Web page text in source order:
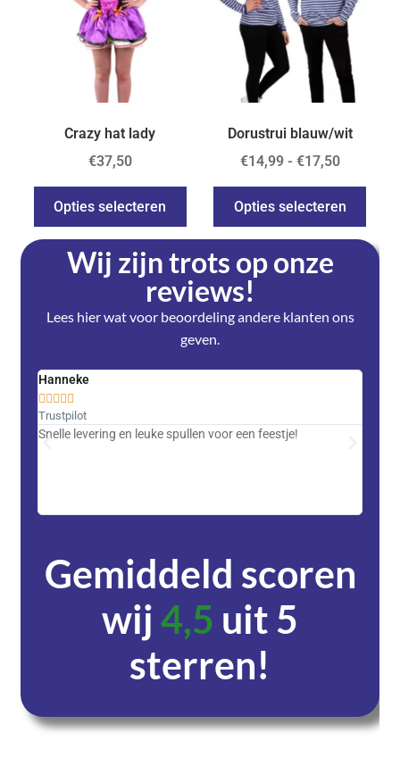
Crazy hat lady
€37,50
Opties selecteren
Dorustrui blauw/wit
€14,99 - €17,50
Opties selecteren
Wij zijn trots op onze
reviews!
Lees hier wat voor beoordeling andere klanten ons
geven.
Hanneke
    
Trustpilot
Snelle levering en leuke spullen voor een feestje!
Gemiddeld scoren
wij4,5 uit 5
sterren!